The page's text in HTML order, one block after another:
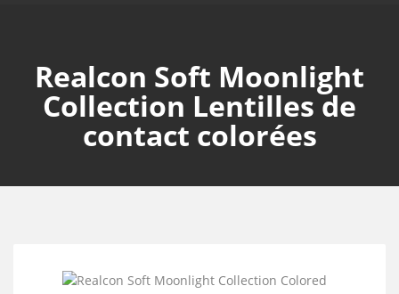
Realcon Soft Moonlight
Collection Lentilles de
contact colorées